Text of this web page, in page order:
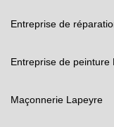
Entreprise de
Entreprise de peinture
Maçonnerie Lapeyre